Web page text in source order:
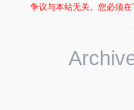
争议与本站无关。您必须